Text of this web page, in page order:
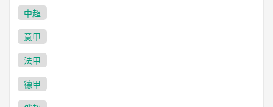
中超
意甲
法甲
德甲